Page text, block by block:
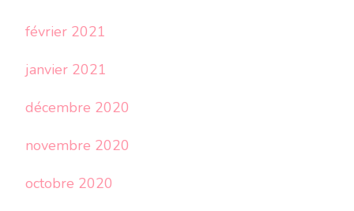
février 2021
janvier 2021
décembre 2020
novembre 2020
octobre 2020